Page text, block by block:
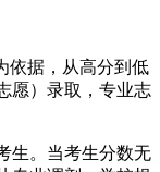
依据，从高分到低
愿）录取，专业志
生。当考生分数无